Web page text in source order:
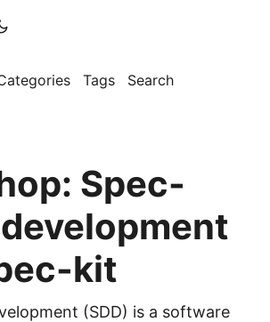
Tags Search
Spec-
kit
(SDD) is a software